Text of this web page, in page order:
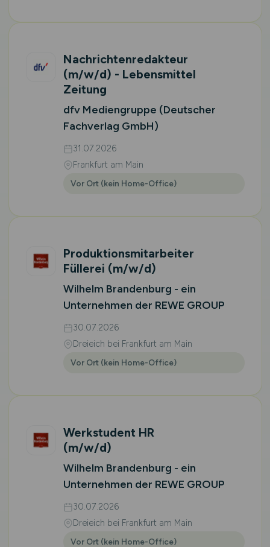
Nachrichtenredakteur
(m/w/d) - Lebensmittel
Zeitung
dfv Mediengruppe (Deutscher
Fachverlag GmbH)
31.07.2026
Frankfurt am Main
Vor Ort (kein Home-Office)
Produktionsmitarbeiter
Füllerei (m/w/d)
Wilhelm Brandenburg - ein
Unternehmen der REWE GROUP
30.07.2026
Dreieich bei Frankfurt am Main
Vor Ort (kein Home-Office)
Werkstudent HR
(m/w/d)
Wilhelm Brandenburg - ein
Unternehmen der REWE GROUP
30.07.2026
Dreieich bei Frankfurt am Main
Vor Ort (kein Home-Office)